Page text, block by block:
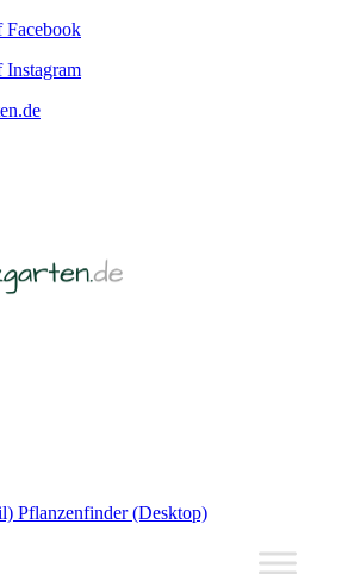
Facebook
Instagram
Pflanzenfinder (Desktop)